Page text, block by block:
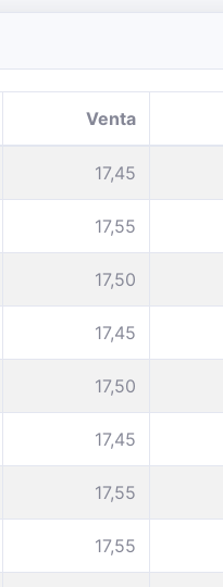
Venta
17,45
17,55
17,50
17,45
17,50
17,45
17,55
17,55